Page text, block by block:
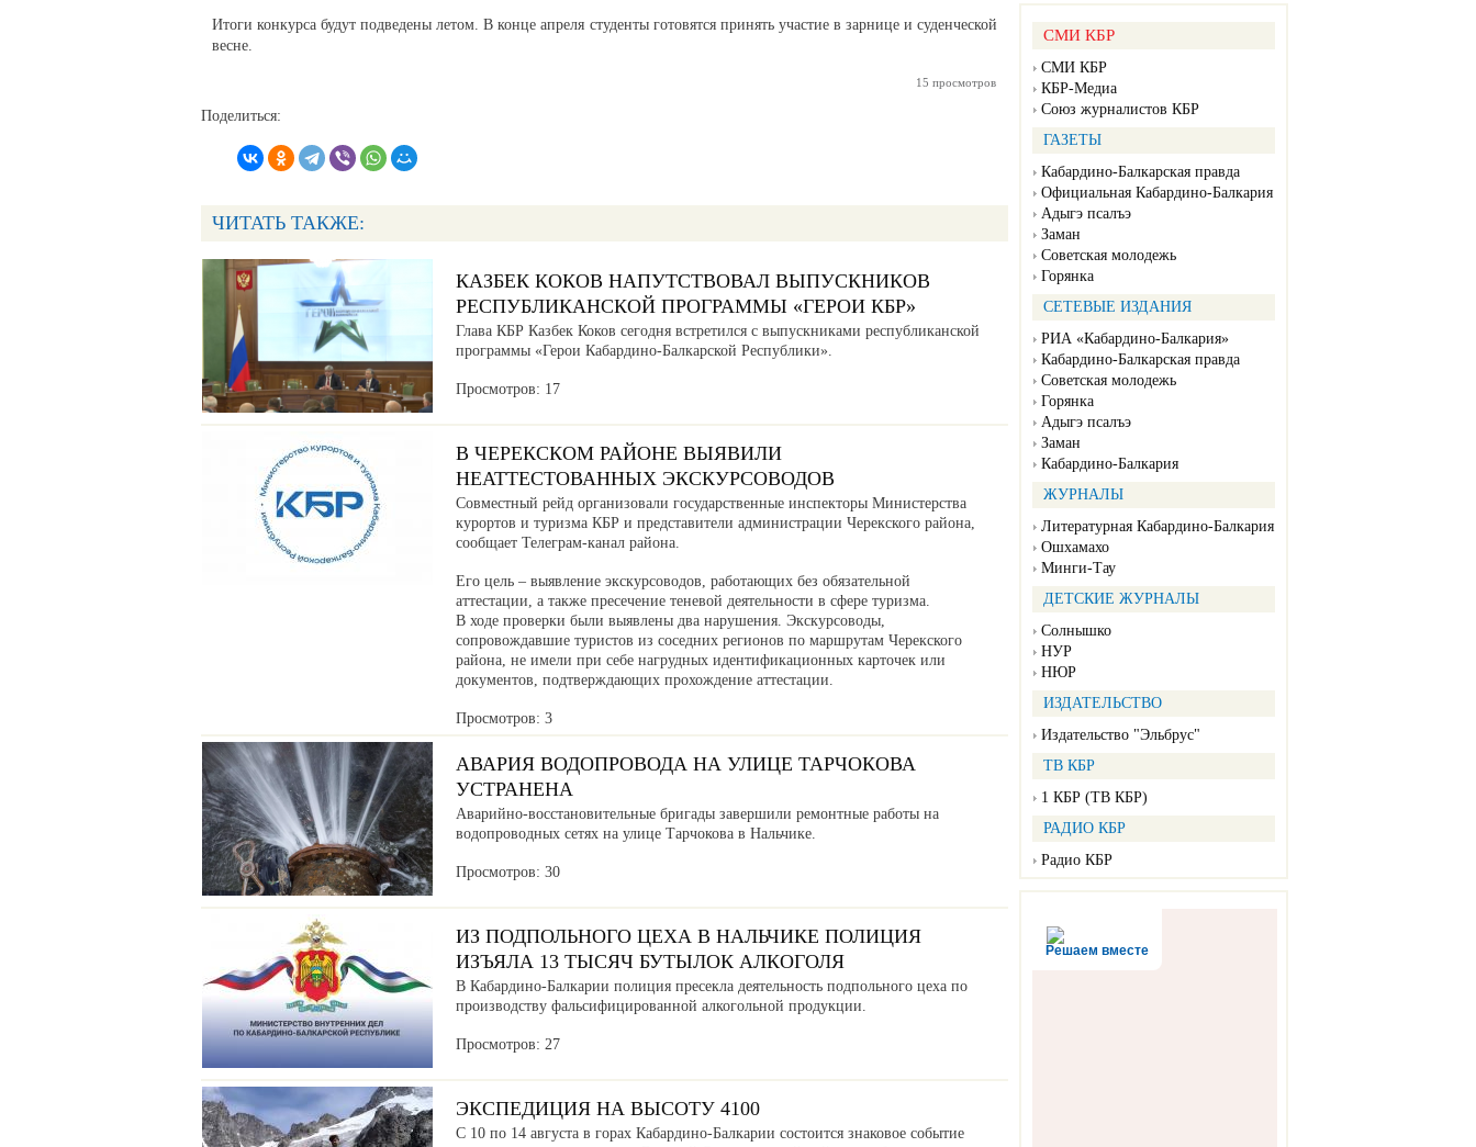
СМИ КБР
СМИ КБР
КБР-Медиа
Союз журналистов КБР
ГАЗЕТЫ
Кабардино-Балкарская правда
Официальная Кабардино-Балкария
Адыгэ псалъэ
Заман
Советская молодежь
Горянка
СЕТЕВЫЕ ИЗДАНИЯ
РИА «Кабардино-Балкария»
Кабардино-Балкарская правда
Советская молодежь
Горянка
Адыгэ псалъэ
Заман
Кабардино-Балкария
ЖУРНАЛЫ
Литературная Кабардино-Балкария
Ошхамахо
Минги-Тау
ДЕТСКИЕ ЖУРНАЛЫ
Солнышко
НУР
НЮР
ИЗДАТЕЛЬСТВО
Издательство "Эльбрус"
ТВ КБР
1 КБР (ТВ КБР)
РАДИО КБР
Радио КБР
Решаем вместе
Итоги конкурса будут подведены летом. В конце апреля студенты готовятся принять участие в зарнице и суденческой
весне.
15 просмотров
Поделиться:
ЧИТАТЬ ТАКЖЕ:
КАЗБЕК КОКОВ НАПУТСТВОВАЛ ВЫПУСКНИКОВ
РЕСПУБЛИКАНСКОЙ ПРОГРАММЫ «ГЕРОИ КБР»
Глава КБР Казбек Коков сегодня встретился с выпускниками республиканской
программы «Герои Кабардино-Балкарской Республики».
Просмотров: 17
В ЧЕРЕКСКОМ РАЙОНЕ ВЫЯВИЛИ
НЕАТТЕСТОВАННЫХ ЭКСКУРСОВОДОВ
Совместный рейд организовали государственные инспекторы Министерства
курортов и туризма КБР и представители администрации Черекского района,
сообщает Телеграм-канал района.
Его цель – выявление экскурсоводов, работающих без обязательной
аттестации, а также пресечение теневой деятельности в сфере туризма.
В ходе проверки были выявлены два нарушения. Экскурсоводы,
сопровождавшие туристов из соседних регионов по маршрутам Черекского
района, не имели при себе нагрудных идентификационных карточек или
документов, подтверждающих прохождение аттестации.
Просмотров: 3
АВАРИЯ ВОДОПРОВОДА НА УЛИЦЕ ТАРЧОКОВА
УСТРАНЕНА
Аварийно-восстановительные бригады завершили ремонтные работы на
водопроводных сетях на улице Тарчокова в Нальчике.
Просмотров: 30
ИЗ ПОДПОЛЬНОГО ЦЕХА В НАЛЬЧИКЕ ПОЛИЦИЯ
ИЗЪЯЛА 13 ТЫСЯЧ БУТЫЛОК АЛКОГОЛЯ
В Кабардино-Балкарии полиция пресекла деятельность подпольного цеха по
производству фальсифицированной алкогольной продукции.
Просмотров: 27
ЭКСПЕДИЦИЯ НА ВЫСОТУ 4100
С 10 по 14 августа в горах Кабардино-Балкарии состоится знаковое событие